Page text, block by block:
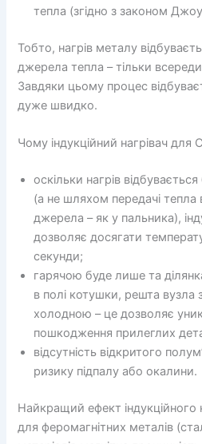
тепла (згідно з законом
Тобто, нагрів металу
джерела тепла – тільки
Завдяки цьому процес
дуже швидко.
Чому індукційний нагрівач
оскільки нагрів
(а не шляхом передачі тепла
джерела – як у пальника),
дозволяє досягати
секунди;
гарячою буде лише та
в полі котушки, решта вузла
холодною – це дозволяє
пошкодження прилеглих
відсутність відкритого
ризику підпалу або окалини.
Найкращий ефект індукційного
для феромагнітних металів